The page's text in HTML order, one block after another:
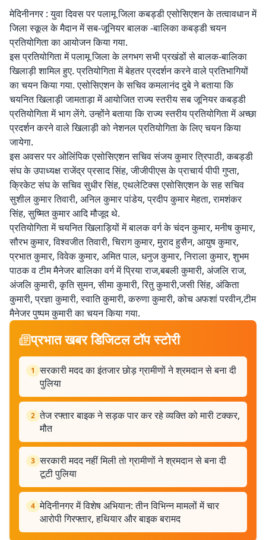
मेदिनीनगर : युवा दिवस पर पलामू जिला कबड्डी एसोसिएशन के तत्वावधान में
जिला स्कूल के मैदान में सब-जूनियर बालक -बालिका कबड्डी चयन
प्रतियोगिता का आयोजन किया गया.
इस प्रतियोगिता में पलामू जिला के लगभग सभी प्रखंडों से बालक-बालिका
खिलाड़ी शामिल हुए. प्रतियोगिता में बेहतर प्रदर्शन करने वाले प्रतिभागियों
का चयन किया गया. एसोसिएशन के सचिव कमलानंद दुबे ने बताया कि
चयनित खिलाड़ी जामताड़ा में आयोजित राज्य स्तरीय सब जूनियर कबड्डी
प्रतियोगिता में भाग लेंगे. उन्होंने बताया कि राज्य स्तरीय प्रतियोगिता में अच्छा
प्रदर्शन करने वाले खिलाड़ी को नेशनल प्रतियोगिता के लिए चयन किया
जायेगा.
इस अवसर पर ओलिंपिक एसोसिएशन सचिव संजय कुमार त्रिपाठी, कबड्डी
संघ के उपाध्यक्ष राजेंद्र प्रसाद सिंह, जीजीपीएस के प्राचार्य पीपी गुप्ता,
क्रिकेट संघ के सचिव सुधीर सिंह, एथलेटिक्स एसोसिएशन के सह सचिव
सुशील कुमार तिवारी, अनिल कुमार पांडेय, प्रदीप कुमार मेहता, रामशंकर
सिंह, सुष्मित कुमार आदि मौजूद थे.
प्रतियोगिता में चयनित खिलाड़ियों में बालक वर्ग के चंदन कुमार, मनीष कुमार,
सौरभ कुमार, विश्वजीत तिवारी, चिराग कुमार, मुराद हुसैन, आयुष कुमार,
प्रभात कुमार, विवेक कुमार, अमित पाल, धनुज कुमार, निराला कुमार, शुभम
पाठक व टीम मैनेजर बालिका वर्ग में प्रिया राज,बबली कुमारी, अंजलि राज,
अंजलि कुमारी, कृति सुमन, सीमा कुमारी, रितु कुमारी,जसी सिंह, अंकिता
कुमारी, प्रज्ञा कुमारी, स्वाति कुमारी, करुणा कुमारी, कोच अफशां परवीन,टीम
मैनेजर पुष्पम कुमारी का चयन किया गया.
प्रभात खबर डिजिटल टॉप स्टोरी
1 सरकारी मदद का इंतजार छोड़ ग्रामीणों ने श्रमदान से बना दी
पुलिया
2 तेज रफ्तार बाइक ने सड़क पार कर रहे व्यक्ति को मारी टक्कर,
मौत
3 सरकारी मदद नहीं मिली तो ग्रामीणों ने श्रमदान से बना दी
टूटी पुलिया
4 मेदिनीनगर में विशेष अभियान: तीन विभिन्न मामलों में चार
आरोपी गिरफ्तार, हथियार और बाइक बरामद